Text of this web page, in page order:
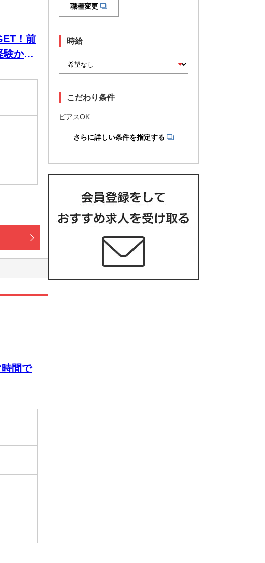
！前
から
間で
職種変更
時給
こだわり条件
ピアスOK
さらに詳しい条件を指定する